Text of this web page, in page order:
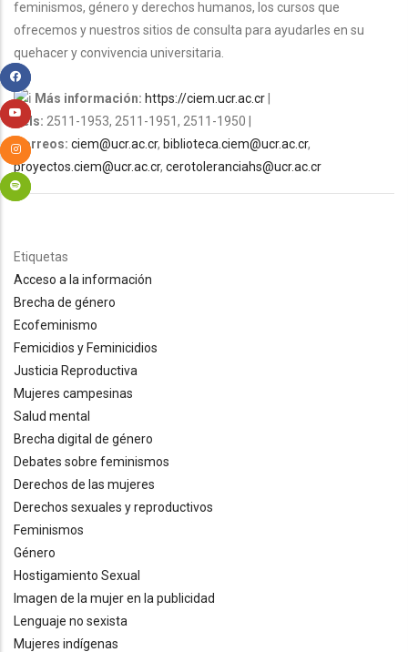
feminismos, género y derechos humanos, los cursos que
ofrecemos y nuestros sitios de consulta para ayudarles en su
quehacer y convivencia universitaria.
Más información: https://ciem.ucr.ac.cr
Tels: 2511-1953, 2511-1951, 2511-1950 |
Correos: ciem@ucr.ac.cr, biblioteca.ciem@ucr.ac.cr,
proyectos.ciem@ucr.ac.cr, cerotoleranciahs@ucr.ac.cr
Etiquetas
Acceso a la información
Brecha de género
Ecofeminismo
Femicidios y Feminicidios
Justicia Reproductiva
Mujeres campesinas
Salud mental
Brecha digital de género
Debates sobre feminismos
Derechos de las mujeres
Derechos sexuales y reproductivos
Feminismos
Género
Hostigamiento Sexual
Imagen de la mujer en la publicidad
Lenguaje no sexista
Mujeres indígenas